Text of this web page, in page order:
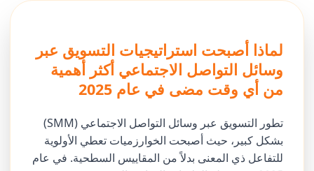
لماذا أصبحت استراتيجيات التسويق عبر
وسائل التواصل الاجتماعي أكثر أهمية
من أي وقت مضى في عام 2025
تطور التسويق عبر وسائل التواصل الاجتماعي (SMM)
بشكل كبير، حيث أصبحت الخوارزميات تعطي الأولوية
للتفاعل ذي المعنى بدلاً من المقاييس السطحية. في عام